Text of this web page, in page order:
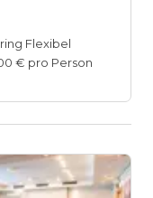
Flexibel
€ pro Person